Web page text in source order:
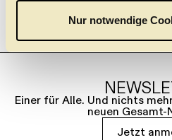
l
Nur notwendige
Einer für Alle. Und nichts
neuen
Jetzt